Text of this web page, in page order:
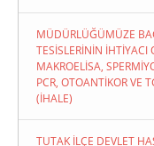
MÜDÜRLÜĞÜMÜZE
TESİSLERİNİN İHTİYACI
MAKROELİSA,
PCR, OTOANTİKOR VE
(İHALE)
TUTAK İLÇE DEVLET